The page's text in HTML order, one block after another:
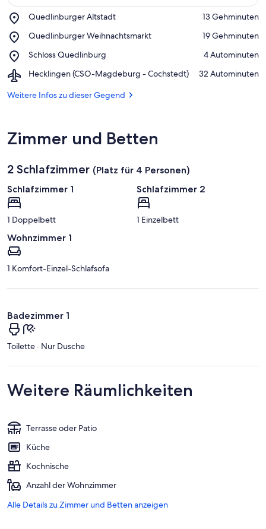
Quedlinburger Altstadt
Place,
Altstadt
‪13 Gehminuten‬
Quedlinburger Weihnachtsmarkt
Place,
Weihnachtsmarkt
‪19 Gehminuten‬
Schloss Quedlinburg
Place,
Quedlinburg
‪4 Autominuten‬
Hecklingen (CSO-Magdeburg - Cochstedt)
Airport,
(CSO-
‪32 Autominuten‬
Weitere Infos zu dieser Gegend
Zimmer und Betten
2 Schlafzimmer (Platz für 4 Personen)
Schlafzimmer 1
1 Doppelbett
Schlafzimmer 2
1 Einzelbett
Wohnzimmer 1
1 Komfort-Einzel-Schlafsofa
Badezimmer 1
Toilette · Nur Dusche
Weitere Räumlichkeiten
Terrasse oder Patio
Küche
Kochnische
Anzahl der Wohnzimmer
Alle Details zu Zimmer und Betten anzeigen